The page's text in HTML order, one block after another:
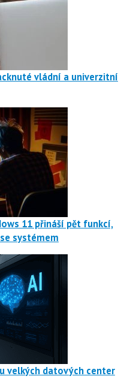
vládní a univerzitní
11 přináší pět funkcí,
systémem
velkých datových center